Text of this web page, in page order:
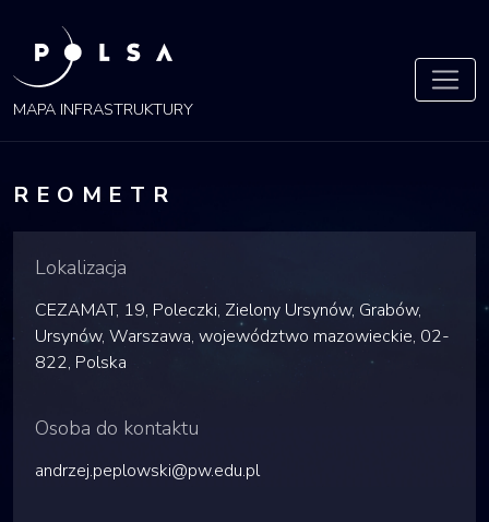
POLSA
MAPA
MAPA INFRASTRUKTURY
REOMETR
Lokalizacja
CEZAMAT, 19, Poleczki, Zielony Ursynów, Grabów,
Ursynów, Warszawa, województwo mazowieckie, 02-
822, Polska
Osoba do kontaktu
andrzej.peplowski@pw.edu.pl